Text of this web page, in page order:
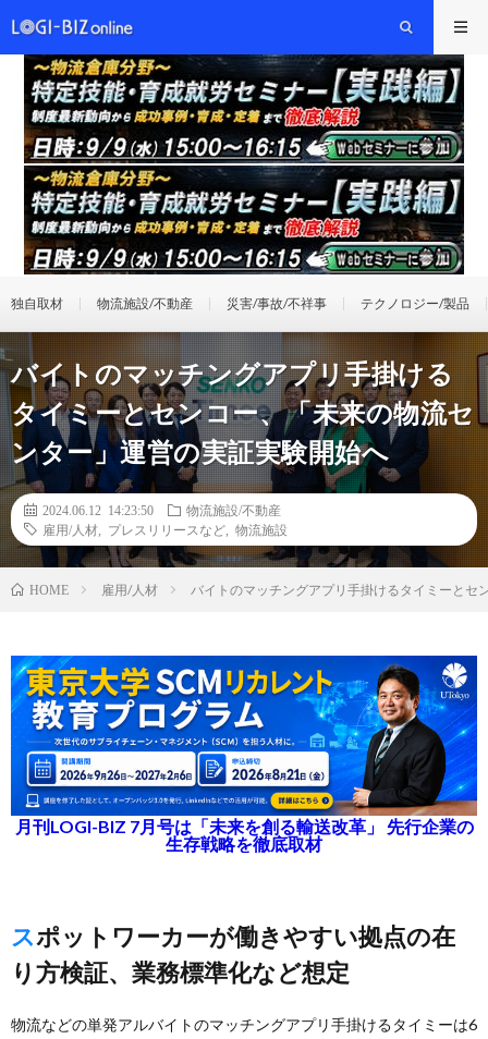
独自取材 物流施設/不動産 災害/事故/不祥事 テクノロジー/製品
バイトのマッチングアプリ手掛ける
タイミーとセンコー、「未来の物流セ
ンター」運営の実証実験開始へ
2024.06.12 14:23:50
物流施設/不動産
雇用/人材
プレスリリースなど 物流施設
HOME 雇用/人材 バイトのマッチングアプリ手掛けるタイミーとセ
月刊LOGI-BIZ 7月号は「未来を創る輸送改革」 先行企業の
生存戦略を徹底取材
スポットワーカーが働きやすい拠点の在
り方検証、業務標準化など想定
物流などの単発アルバイトのマッチングアプリ手掛けるタイミーは6